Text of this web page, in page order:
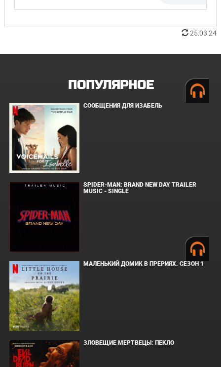
25.03.24
ПОПУЛЯРНОЕ
СООБЩЕНИЯ ДЛЯ ИЗАБЕЛЬ
SPIDER-MAN: BRAND NEW DAY TRAILER
MUSIC - SINGLE
МАЛЕНЬКИЙ ДОМИК В ПРЕРИЯХ. СЕЗОН 1
ЗЛОВЕЩИЕ МЕРТВЕЦЫ: ПЕКЛО